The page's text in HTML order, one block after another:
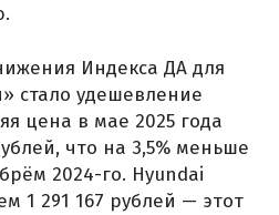
Индекса ДА для
стало удешевление
цена в мае 2025 года
что на 3,5% меньше
2024-го. Hyundai
1 291 167 рублей — этот